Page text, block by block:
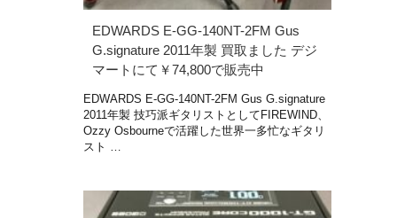
EDWARDS E-GG-140NT-2FM Gus
G.signature 2011年製 買取ました デジ
マートにて￥74,800で販売中
EDWARDS E-GG-140NT-2FM Gus G.signature
2011年製 技巧派ギタリストとしてFIREWIND、
Ozzy Osbourneで活躍した世界一多忙なギタリ
スト …